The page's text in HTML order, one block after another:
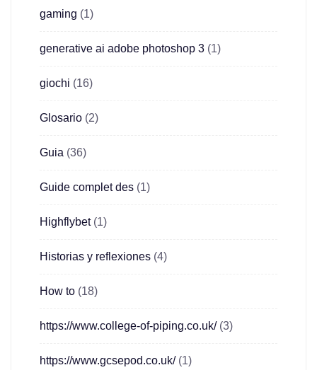
gaming (1)
generative ai adobe photoshop 3 (1)
giochi (16)
Glosario (2)
Guia (36)
Guide complet des (1)
Highflybet(1)
Historias y reflexiones (4)
How to (18)
https://www.college-of-piping.co.uk/(3)
https://www.gcsepod.co.uk/(1)